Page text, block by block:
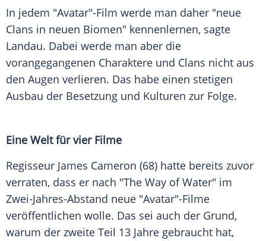
In jedem "Avatar"-Film werde man daher "neue
Clans in neuen Biomen" kennenlernen, sagte
Landau. Dabei werde man aber die
vorangegangenen Charaktere und Clans nicht aus
den Augen verlieren. Das habe einen stetigen
Ausbau der Besetzung und Kulturen zur Folge.
Eine Welt für vier Filme
Regisseur James Cameron (68) hatte bereits zuvor
verraten, dass er nach "The Way of Water" im
Zwei-Jahres-Abstand neue "Avatar"-Filme
veröffentlichen wolle. Das sei auch der Grund,
warum der zweite Teil 13 Jahre gebraucht hat,